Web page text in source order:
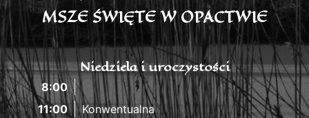
MSZE ŚWIĘTE W OPACTWIE
Niedziela i uroczystości
8:00
11:00
Konwentualna